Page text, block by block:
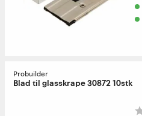
Probuilder
Blad til glasskrape 30872 10stk